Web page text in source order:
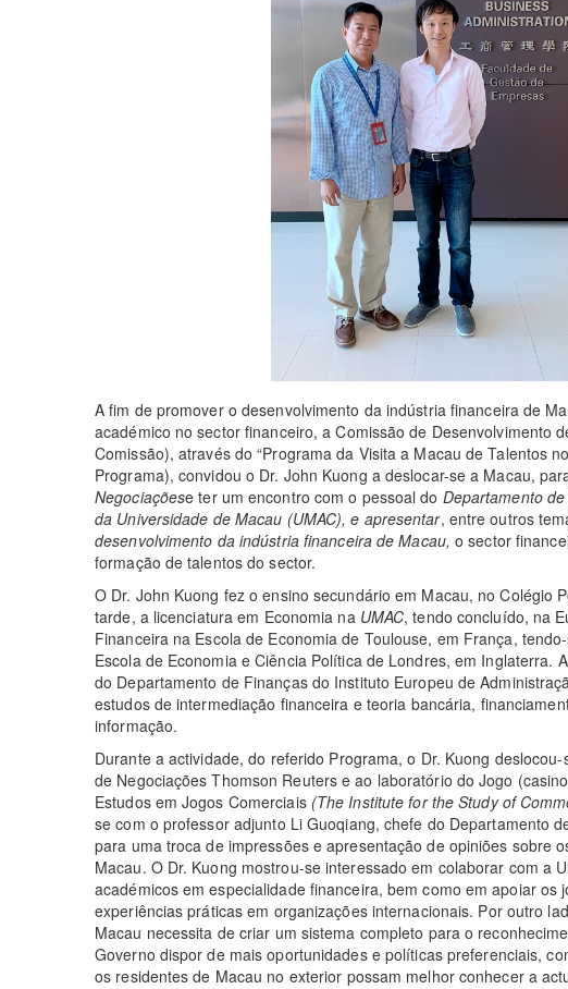
A fim de promover o desenvolvimento da indústria financeira de
académico no sector financeiro, a Comissão de Desenvolvimento
Comissão), através do “Programa da Visita a Macau de Talentos
Programa), convidou o Dr. John Kuong a deslocar-se a Macau,
Negociaçõese ter um encontro com o pessoal do Departamento
da Universidade de Macau (UMAC), e apresentar, entre outros
desenvolvimento da indústria financeira de Macau,o sector
formação de talentos do sector.
O Dr. John Kuong fez o ensino secundário em Macau, no Colégio
tarde, a licenciatura em Economia na UMAC, tendo concluído, na
Financeira na Escola de Economia de Toulouse, em França,
Escola de Economia e Ciência Política de Londres, em Inglaterra.
do Departamento de Finanças do Instituto Europeu de
estudos de intermediação financeira e teoria bancária,
informação.
Durante a actividade, do referido Programa, o Dr. Kuong
de Negociações Thomson Reuters e ao laboratório do Jogo
Estudos em Jogos Comerciais(The Institute for the Study of
se com o professor adjunto Li Guoqiang, chefe do Departamento
para uma troca de impressões e apresentação de opiniões sobre
Macau. O Dr. Kuong mostrou-se interessado em colaborar com a
académicos em especialidade financeira, bem como em apoiar os
experiências práticas em organizações internacionais. Por outro
Macau necessita de criar um sistema completo para o
Governo dispor de mais oportunidades e políticas preferenciais,
os residentes de Macau no exterior possam melhor conhecer a